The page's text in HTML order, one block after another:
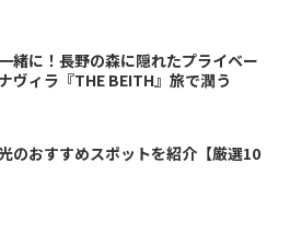
緒に！長野の森に隠れたプライベー
ヴィラ『THE BEITH』旅で潤う
のおすすめスポットを紹介【厳選10